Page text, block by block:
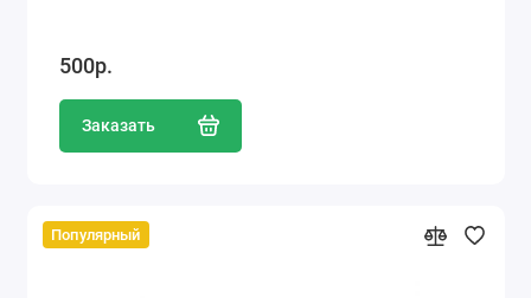
500р.
Заказать
Популярный